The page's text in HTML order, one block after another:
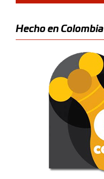
Hecho en Colombia